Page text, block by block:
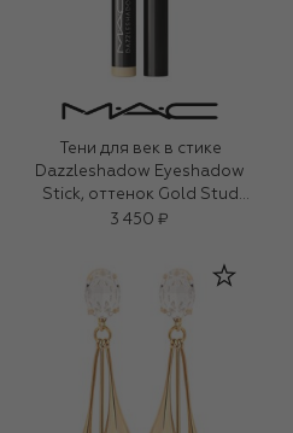
Тени для век в стике
Dazzleshadow Eyeshadow
Stick, оттенок Gold Stud
(1,6g)
3 450 ₽